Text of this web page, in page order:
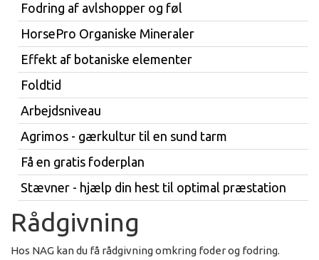
Fodring af avlshopper og føl
HorsePro Organiske Mineraler
Effekt af botaniske elementer
Foldtid
Arbejdsniveau
Agrimos - gærkultur til en sund tarm
Få en gratis foderplan
Stævner - hjælp din hest til optimal præstation
Rådgivning
Hos NAG kan du få rådgivning omkring foder og fodring.